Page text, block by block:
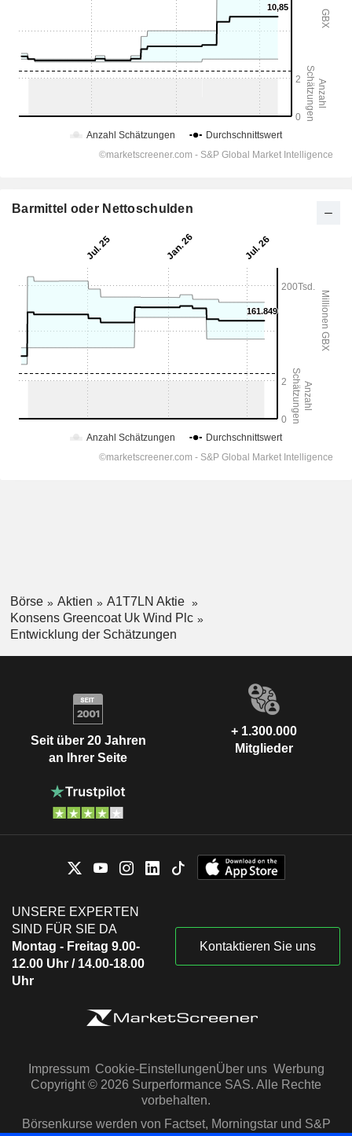
Barmittel oder Nettoschulden
Börse Aktien
A1T7LN Aktie
Konsens Greencoat Uk Wind Plc
Entwicklung der Schätzungen
Seit über 20 Jahren
an Ihrer Seite
+ 1.300.000
Mitglieder
UNSERE EXPERTEN
SIND FÜR SIE DA
Montag - Freitag 9.00-
12.00 Uhr / 14.00-18.00
Uhr
Kontaktieren Sie uns
Impressum Cookie-EinstellungenÜber uns Werbung
Copyright © 2026 Surperformance SAS. Alle Rechte
vorbehalten.
Börsenkurse werden von Factset, Morningstar und S&P